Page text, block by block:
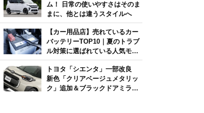
ム！ 日常の使いやすさはそのま
まに、他とは違うスタイルへ
【カー用品店】売れているカー
バッテリーTOP10｜夏のトラブ
ル対策に選ばれている人気モデ
ルは？【2026年6月版】
トヨタ「シエンタ」一部改良
新色「クリアベージュメタリッ
ク」追加＆ブラックドアミラー